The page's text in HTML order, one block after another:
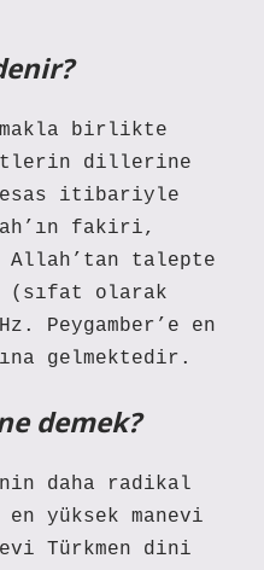
birlikte
dillerine
itibariyle
fakiri,
Allah’tan talepte
(sıfat olarak
Peygamber’e en
gelmektedir.
demek?
daha radikal
yüksek manevi
Türkmen dini